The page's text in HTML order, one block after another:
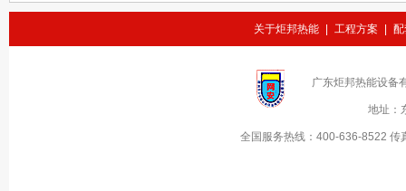
关于炬邦热能 工程方案 配
广东炬邦热能设备
地址：
全国服务热线： 400-636-8522 传